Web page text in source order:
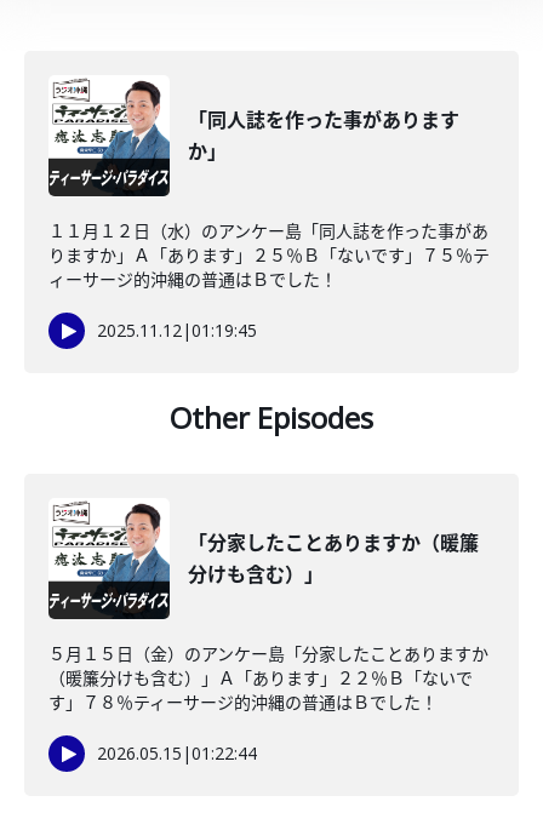
「同人誌を作った事があります
か」
１１月１２日（水）のアンケー島「同人誌を作った事があ
りますか」Ａ「あります」２５％Ｂ「ないです」７５％テ
ィーサージ的沖縄の普通はＢでした！
2025.11.12|01:19:45
Other Episodes
「分家したことありますか（暖簾
分けも含む）」
５月１５日（金）のアンケー島「分家したことありますか
（暖簾分けも含む）」Ａ「あります」２２％Ｂ「ないで
す」７８％ティーサージ的沖縄の普通はＢでした！
2026.05.15 |01:22:44